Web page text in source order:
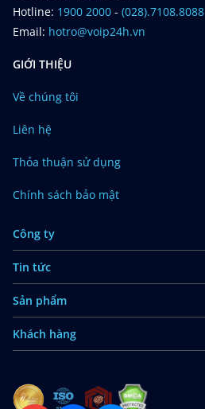
Hotline: 1900 2000 - (028).7108.8088
Email: hotro@voip24h.vn
GIỚI THIỆU
Về chúng tôi
Liên hệ
Thỏa thuận sử dụng
Chính sách bảo mật
Công ty
Tin tức
Sản phẩm
Khách hàng